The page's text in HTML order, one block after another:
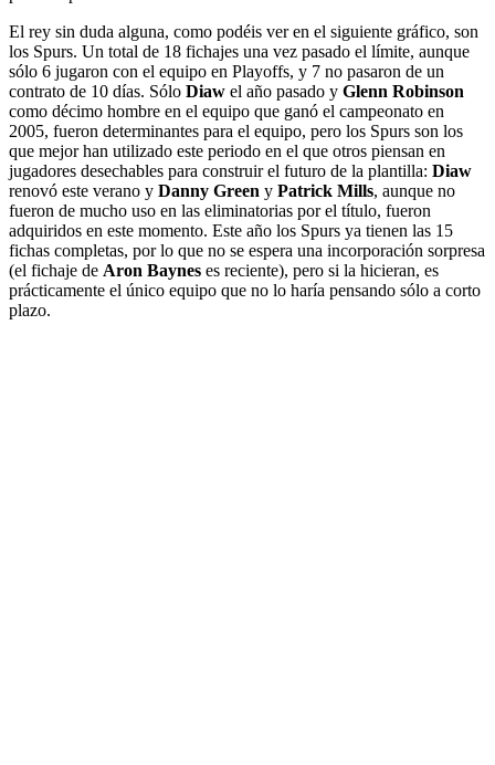
El rey sin duda alguna, como podéis ver en el siguiente gráfico, son
los Spurs. Un total de 18 fichajes una vez pasado el límite, aunque
sólo 6 jugaron con el equipo en Playoffs, y 7 no pasaron de un
contrato de 10 días. Sólo Diaw el año pasado y Glenn Robinson
como décimo hombre en el equipo que ganó el campeonato en
2005, fueron determinantes para el equipo, pero los Spurs son los
que mejor han utilizado este periodo en el que otros piensan en
jugadores desechables para construir el futuro de la plantilla: Diaw
renovó este verano y Danny Green y Patrick Mills, aunque no
fueron de mucho uso en las eliminatorias por el título, fueron
adquiridos en este momento. Este año los Spurs ya tienen las 15
fichas completas, por lo que no se espera una incorporación sorpresa
(el fichaje de Aron Baynes es reciente), pero si la hicieran, es
prácticamente el único equipo que no lo haría pensando sólo a corto
plazo.